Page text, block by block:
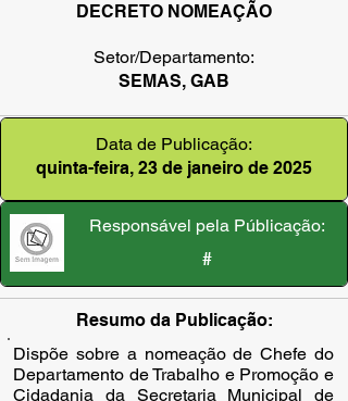
DECRETO NOMEAÇÃO
Setor/Departamento:
SEMAS, GAB
Data de Publicação:
quinta-feira, 23 de janeiro de 2025
Responsável pela Públicação:
#
Resumo da Publicação:
Dispõe sobre a nomeação de Chefe do
Departamento de Trabalho e Promoção e
Cidadania da Secretaria Municipal de